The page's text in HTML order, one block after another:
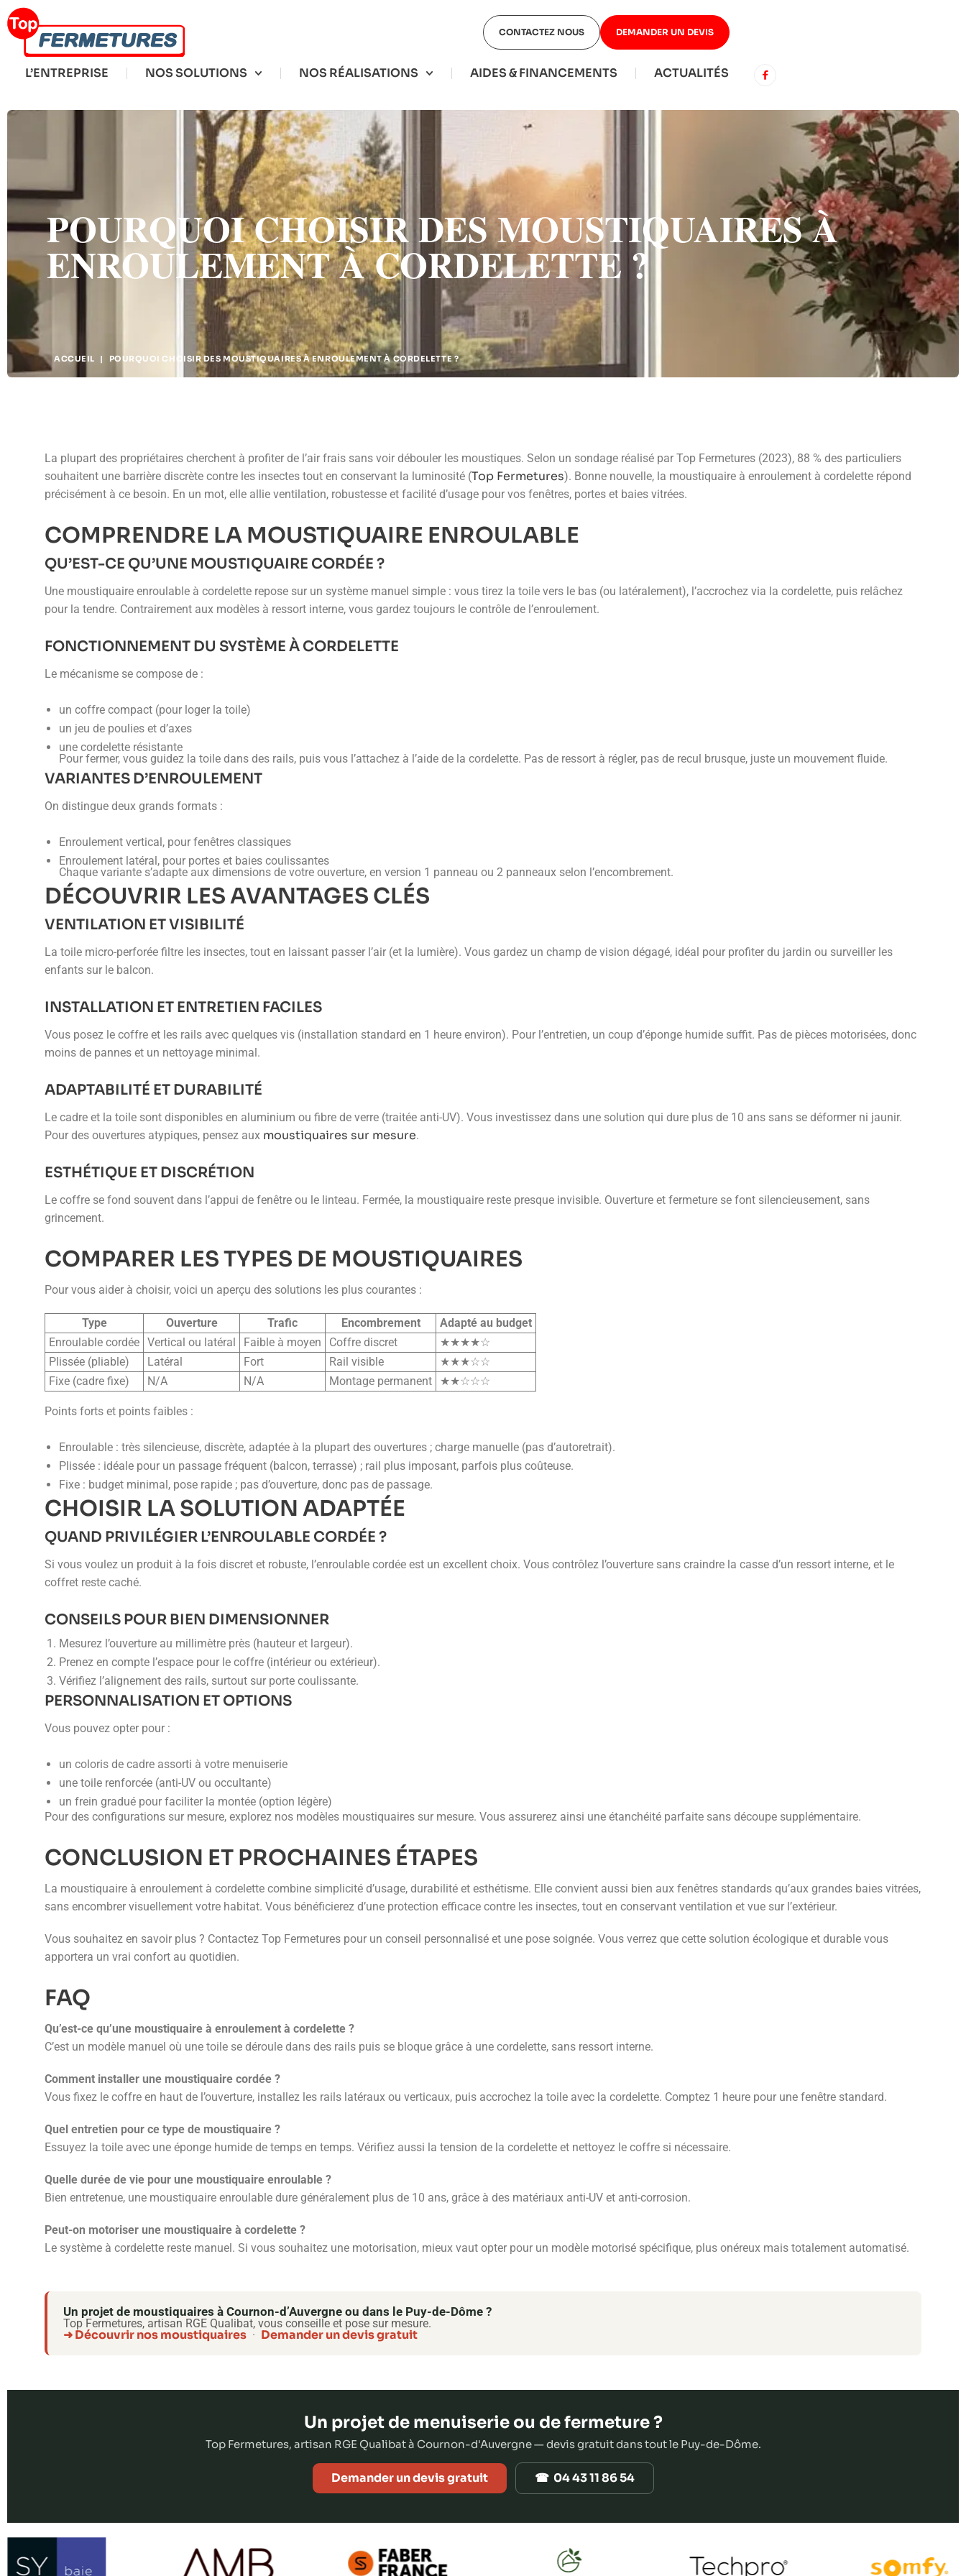
CONTACTEZ NOUS DEMANDER UN DEVIS
L’ENTREPRISE NOS SOLUTIONS NOS RÉALISATIONS AIDES & FINANCEMENTS ACTUALITÉS
POURQUOI CHOISIR DES MOUSTIQUAIRES À
ENROULEMENT À CORDELETTE ?
ACCUEIL | POURQUOI CHOISIR DES MOUSTIQUAIRES À ENROULEMENT À CORDELETTE ?
La plupart des propriétaires cherchent à profiter de l’air frais sans voir débouler les moustiques. Selon un sondage réalisé par Top Fermetures (2023), 88 % des particuliers
souhaitent une barrière discrète contre les insectes tout en conservant la luminosité (Top Fermetures). Bonne nouvelle, la moustiquaire à enroulement à cordelette répond
précisément à ce besoin. En un mot, elle allie ventilation, robustesse et facilité d’usage pour vos fenêtres, portes et baies vitrées.
COMPRENDRE LA MOUSTIQUAIRE ENROULABLE
QU’EST-CE QU’UNE MOUSTIQUAIRE CORDÉE ?
Une moustiquaire enroulable à cordelette repose sur un système manuel simple : vous tirez la toile vers le bas (ou latéralement), l’accrochez via la cordelette, puis relâchez
pour la tendre. Contrairement aux modèles à ressort interne, vous gardez toujours le contrôle de l’enroulement.
FONCTIONNEMENT DU SYSTÈME À CORDELETTE
Le mécanisme se compose de :
un coffre compact (pour loger la toile)
un jeu de poulies et d’axes
une cordelette résistante
Pour fermer, vous guidez la toile dans des rails, puis vous l’attachez à l’aide de la cordelette. Pas de ressort à régler, pas de recul brusque, juste un mouvement fluide.
VARIANTES D’ENROULEMENT
On distingue deux grands formats :
Enroulement vertical, pour fenêtres classiques
Enroulement latéral, pour portes et baies coulissantes
Chaque variante s’adapte aux dimensions de votre ouverture, en version 1 panneau ou 2 panneaux selon l’encombrement.
DÉCOUVRIR LES AVANTAGES CLÉS
VENTILATION ET VISIBILITÉ
La toile micro-perforée filtre les insectes, tout en laissant passer l’air (et la lumière). Vous gardez un champ de vision dégagé, idéal pour profiter du jardin ou surveiller les
enfants sur le balcon.
INSTALLATION ET ENTRETIEN FACILES
Vous posez le coffre et les rails avec quelques vis (installation standard en 1 heure environ). Pour l’entretien, un coup d’éponge humide suffit. Pas de pièces motorisées, donc
moins de pannes et un nettoyage minimal.
ADAPTABILITÉ ET DURABILITÉ
Le cadre et la toile sont disponibles en aluminium ou fibre de verre (traitée anti-UV). Vous investissez dans une solution qui dure plus de 10 ans sans se déformer ni jaunir.
Pour des ouvertures atypiques, pensez aux moustiquaires sur mesure.
ESTHÉTIQUE ET DISCRÉTION
Le coffre se fond souvent dans l’appui de fenêtre ou le linteau. Fermée, la moustiquaire reste presque invisible. Ouverture et fermeture se font silencieusement, sans
grincement.
COMPARER LES TYPES DE MOUSTIQUAIRES
Pour vous aider à choisir, voici un aperçu des solutions les plus courantes :
Type Ouverture Trafic Encombrement
Adapté au budget
Enroulable cordée Vertical ou latéral Faible à moyen Coffre discret
★★★★☆
Plissée (pliable)
Latéral Fort Rail visible
★★★☆☆
Fixe (cadre fixe)
N/A N/A Montage permanent ★★☆☆☆
Points forts et points faibles :
Enroulable : très silencieuse, discrète, adaptée à la plupart des ouvertures ; charge manuelle (pas d’auto­retrait).
Plissée : idéale pour un passage fréquent (balcon, terrasse) ; rail plus imposant, parfois plus coûteuse.
Fixe : budget minimal, pose rapide ; pas d’ouverture, donc pas de passage.
CHOISIR LA SOLUTION ADAPTÉE
QUAND PRIVILÉGIER L’ENROULABLE CORDÉE ?
Si vous voulez un produit à la fois discret et robuste, l’enroulable cordée est un excellent choix. Vous contrôlez l’ouverture sans craindre la casse d’un ressort interne, et le
coffret reste caché.
CONSEILS POUR BIEN DIMENSIONNER
Mesurez l’ouverture au millimètre près (hauteur et largeur).
Prenez en compte l’espace pour le coffre (intérieur ou extérieur).
Vérifiez l’alignement des rails, surtout sur porte coulissante.
PERSONNALISATION ET OPTIONS
Vous pouvez opter pour :
un coloris de cadre assorti à votre menuiserie
une toile renforcée (anti-UV ou occultante)
un frein gradué pour faciliter la montée (option légère)
Pour des configurations sur mesure, explorez nos modèles moustiquaires sur mesure. Vous assurerez ainsi une étanchéité parfaite sans découpe supplémentaire.
CONCLUSION ET PROCHAINES ÉTAPES
La moustiquaire à enroulement à cordelette combine simplicité d’usage, durabilité et esthétisme. Elle convient aussi bien aux fenêtres standards qu’aux grandes baies vitrées,
sans encombrer visuellement votre habitat. Vous bénéficierez d’une protection efficace contre les insectes, tout en conservant ventilation et vue sur l’extérieur.
Vous souhaitez en savoir plus ? Contactez Top Fermetures pour un conseil personnalisé et une pose soignée. Vous verrez que cette solution écologique et durable vous
apportera un vrai confort au quotidien.
FAQ
Qu’est-ce qu’une moustiquaire à enroulement à cordelette ?
C’est un modèle manuel où une toile se déroule dans des rails puis se bloque grâce à une cordelette, sans ressort interne.
Comment installer une moustiquaire cordée ?
Vous fixez le coffre en haut de l’ouverture, installez les rails latéraux ou verticaux, puis accrochez la toile avec la cordelette. Comptez 1 heure pour une fenêtre standard.
Quel entretien pour ce type de moustiquaire ?
Essuyez la toile avec une éponge humide de temps en temps. Vérifiez aussi la tension de la cordelette et nettoyez le coffre si nécessaire.
Quelle durée de vie pour une moustiquaire enroulable ?
Bien entretenue, une moustiquaire enroulable dure généralement plus de 10 ans, grâce à des matériaux anti-UV et anti-corrosion.
Peut-on motoriser une moustiquaire à cordelette ?
Le système à cordelette reste manuel. Si vous souhaitez une motorisation, mieux vaut opter pour un modèle motorisé spécifique, plus onéreux mais totalement automatisé.
Un projet de moustiquaires à Cournon-d’Auvergne ou dans le Puy-de-Dôme ?
Top Fermetures, artisan RGE Qualibat, vous conseille et pose sur mesure.
➜ Découvrir nos moustiquaires · Demander un devis gratuit
Un projet de menuiserie ou de fermeture ?
Top Fermetures, artisan RGE Qualibat à Cournon-d'Auvergne — devis gratuit dans tout le Puy-de-Dôme.
Demander un devis gratuit ☎ 04 43 11 86 54